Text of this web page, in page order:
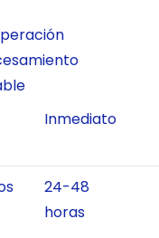
Inmediato
24-48
horas